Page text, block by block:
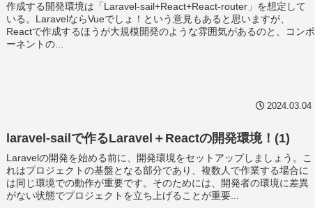
作成する開発環境は「Laravel-sail+React+React-router」を想定して
いる。LaravelならVueでしょ！という意見もあると思いますが、
Reactで作成するほうが大規模開発のような雰囲気があるのと、コンポ
ーネントの...
2024.03.04
laravel-sailで作るLaravel＋Reactの開発環境！(1)
Laravelの開発を始める前に、開発環境をセットアップしましょう。こ
れはプロジェクトの基盤となる部分であり、複数人で作業する場合に
は同じ環境での動作が重要です。そのためには、開発者の環境に差異
がない状態でプロジェクトを立ち上げることが重要...